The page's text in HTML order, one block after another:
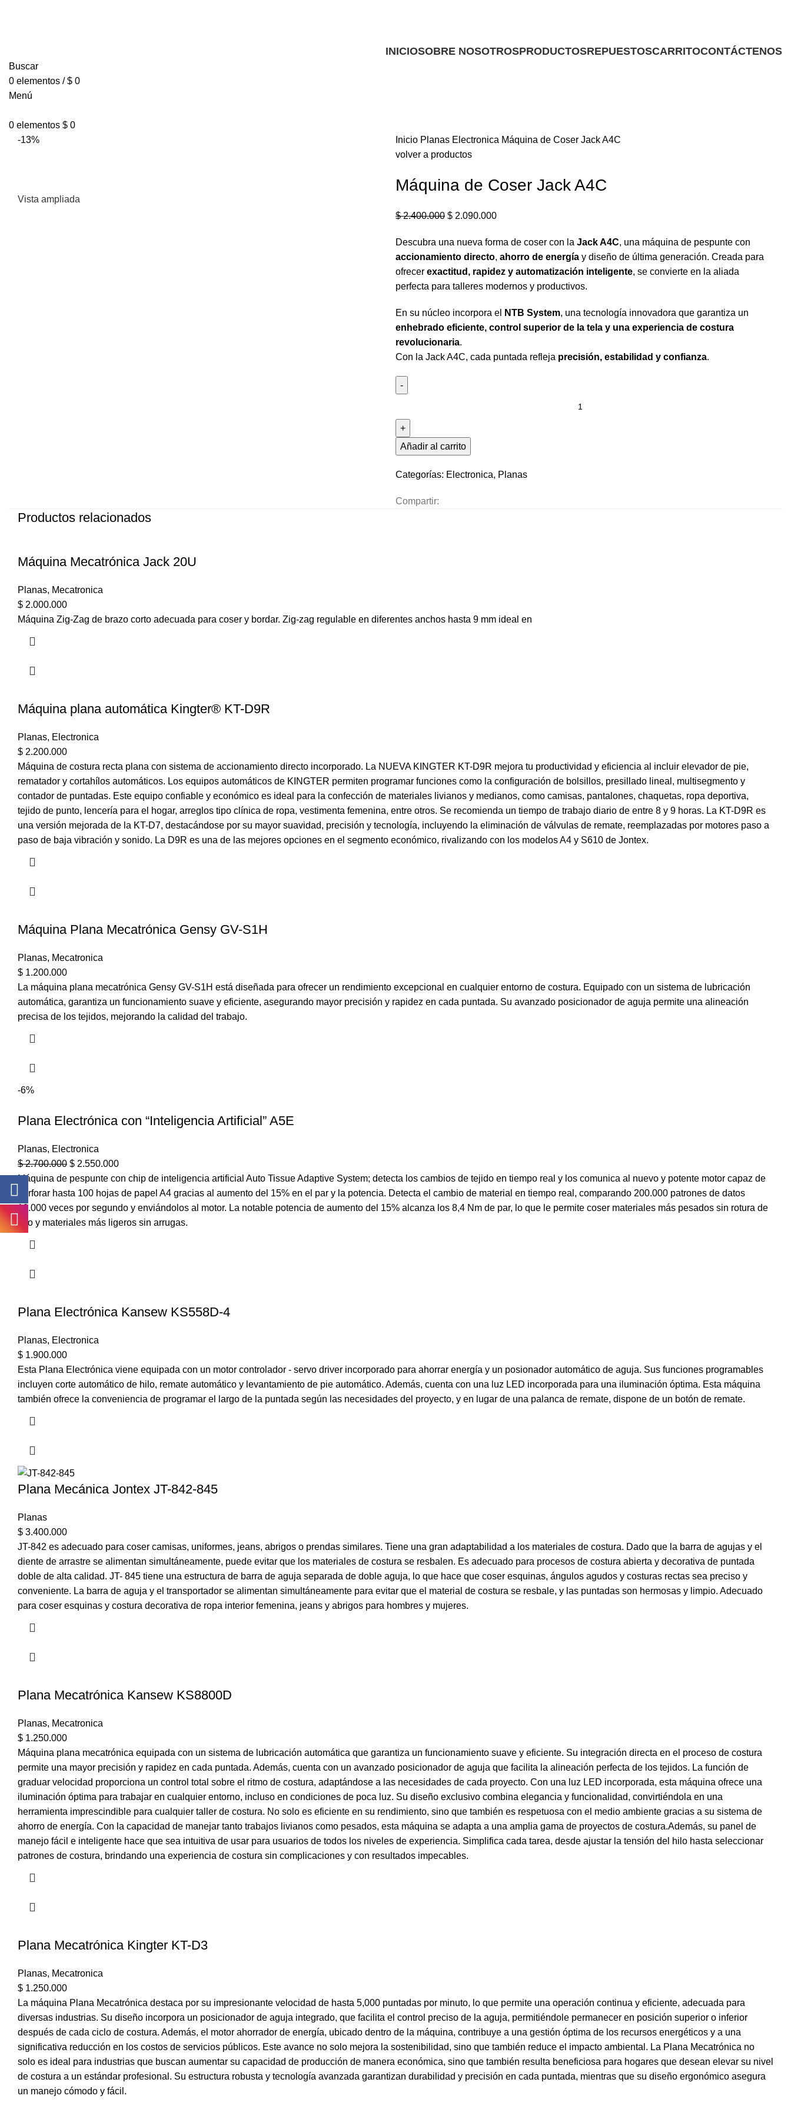
INICIOSOBRE NOSOTROSPRODUCTOSREPUESTOSCARRITOCONTÁCTENOS
Buscar
0 elementos / $ 0
Menú
0 elementos $ 0
-13%
Vista ampliada
Inicio Planas Electronica Máquina de Coser Jack A4C
volver a productos
Máquina de Coser Jack A4C
$2.400.000 $ 2.090.000
Descubra una nueva forma de coser con la Jack A4C, una máquina de pespunte con
accionamiento directo, ahorro de energía y diseño de última generación. Creada para
ofrecer exactitud, rapidez y automatización inteligente, se convierte en la aliada
perfecta para talleres modernos y productivos.
En su núcleo incorpora el NTB System, una tecnología innovadora que garantiza un
enhebrado eficiente, control superior de la tela y una experiencia de costura
revolucionaria.
Con la Jack A4C, cada puntada refleja precisión, estabilidad y confianza.
Añadir al carrito
Categorías: Electronica, Planas
Compartir:
Productos relacionados
Máquina Mecatrónica Jack 20U
Planas, Mecatronica
$ 2.000.000
Máquina Zig-Zag de brazo corto adecuada para coser y bordar. Zig-zag regulable en diferentes anchos hasta 9 mm ideal en
Máquina plana automática Kingter® KT-D9R
Planas, Electronica
$ 2.200.000
Máquina de costura recta plana con sistema de accionamiento directo incorporado. La NUEVA KINGTER KT-D9R mejora tu productividad y eficiencia al incluir elevador de pie,
rematador y cortahílos automáticos. Los equipos automáticos de KINGTER permiten programar funciones como la configuración de bolsillos, presillado lineal, multisegmento y
contador de puntadas. Este equipo confiable y económico es ideal para la confección de materiales livianos y medianos, como camisas, pantalones, chaquetas, ropa deportiva,
tejido de punto, lencería para el hogar, arreglos tipo clínica de ropa, vestimenta femenina, entre otros. Se recomienda un tiempo de trabajo diario de entre 8 y 9 horas. La KT-D9R es
una versión mejorada de la KT-D7, destacándose por su mayor suavidad, precisión y tecnología, incluyendo la eliminación de válvulas de remate, reemplazadas por motores paso a
paso de baja vibración y sonido. La D9R es una de las mejores opciones en el segmento económico, rivalizando con los modelos A4 y S610 de Jontex.
Máquina Plana Mecatrónica Gensy GV-S1H
Planas, Mecatronica
$ 1.200.000
La máquina plana mecatrónica Gensy GV-S1H está diseñada para ofrecer un rendimiento excepcional en cualquier entorno de costura. Equipado con un sistema de lubricación
automática, garantiza un funcionamiento suave y eficiente, asegurando mayor precisión y rapidez en cada puntada. Su avanzado posicionador de aguja permite una alineación
precisa de los tejidos, mejorando la calidad del trabajo.
-6%
Plana Electrónica con “Inteligencia Artificial” A5E
Planas, Electronica
$2.700.000 $ 2.550.000
Máquina de pespunte con chip de inteligencia artificial Auto Tissue Adaptive System; detecta los cambios de tejido en tiempo real y los comunica al nuevo y potente motor capaz de
perforar hasta 100 hojas de papel A4 gracias al aumento del 15% en el par y la potencia. Detecta el cambio de material en tiempo real, comparando 200.000 patrones de datos
10.000 veces por segundo y enviándolos al motor. La notable potencia de aumento del 15% alcanza los 8,4 Nm de par, lo que le permite coser materiales más pesados sin rotura de
hilo y materiales más ligeros sin arrugas.
Plana Electrónica Kansew KS558D-4
Planas, Electronica
$ 1.900.000
Esta Plana Electrónica viene equipada con un motor controlador - servo driver incorporado para ahorrar energía y un posionador automático de aguja. Sus funciones programables
incluyen corte automático de hilo, remate automático y levantamiento de pie automático. Además, cuenta con una luz LED incorporada para una iluminación óptima. Esta máquina
también ofrece la conveniencia de programar el largo de la puntada según las necesidades del proyecto, y en lugar de una palanca de remate, dispone de un botón de remate.
Plana Mecánica Jontex JT-842-845
Planas
$ 3.400.000
JT-842 es adecuado para coser camisas, uniformes, jeans, abrigos o prendas similares. Tiene una gran adaptabilidad a los materiales de costura. Dado que la barra de agujas y el
diente de arrastre se alimentan simultáneamente, puede evitar que los materiales de costura se resbalen. Es adecuado para procesos de costura abierta y decorativa de puntada
doble de alta calidad. JT- 845 tiene una estructura de barra de aguja separada de doble aguja, lo que hace que coser esquinas, ángulos agudos y costuras rectas sea preciso y
conveniente. La barra de aguja y el transportador se alimentan simultáneamente para evitar que el material de costura se resbale, y las puntadas son hermosas y limpio. Adecuado
para coser esquinas y costura decorativa de ropa interior femenina, jeans y abrigos para hombres y mujeres.
Plana Mecatrónica Kansew KS8800D
Planas, Mecatronica
$ 1.250.000
Máquina plana mecatrónica equipada con un sistema de lubricación automática que garantiza un funcionamiento suave y eficiente. Su integración directa en el proceso de costura
permite una mayor precisión y rapidez en cada puntada. Además, cuenta con un avanzado posicionador de aguja que facilita la alineación perfecta de los tejidos. La función de
graduar velocidad proporciona un control total sobre el ritmo de costura, adaptándose a las necesidades de cada proyecto. Con una luz LED incorporada, esta máquina ofrece una
iluminación óptima para trabajar en cualquier entorno, incluso en condiciones de poca luz. Su diseño exclusivo combina elegancia y funcionalidad, convirtiéndola en una
herramienta imprescindible para cualquier taller de costura. No solo es eficiente en su rendimiento, sino que también es respetuosa con el medio ambiente gracias a su sistema de
ahorro de energía. Con la capacidad de manejar tanto trabajos livianos como pesados, esta máquina se adapta a una amplia gama de proyectos de costura.Además, su panel de
manejo fácil e inteligente hace que sea intuitiva de usar para usuarios de todos los niveles de experiencia. Simplifica cada tarea, desde ajustar la tensión del hilo hasta seleccionar
patrones de costura, brindando una experiencia de costura sin complicaciones y con resultados impecables.
Plana Mecatrónica Kingter KT-D3
Planas, Mecatronica
$ 1.250.000
La máquina Plana Mecatrónica destaca por su impresionante velocidad de hasta 5,000 puntadas por minuto, lo que permite una operación continua y eficiente, adecuada para
diversas industrias. Su diseño incorpora un posicionador de aguja integrado, que facilita el control preciso de la aguja, permitiéndole permanecer en posición superior o inferior
después de cada ciclo de costura. Además, el motor ahorrador de energía, ubicado dentro de la máquina, contribuye a una gestión óptima de los recursos energéticos y a una
significativa reducción en los costos de servicios públicos. Este avance no solo mejora la sostenibilidad, sino que también reduce el impacto ambiental. La Plana Mecatrónica no
solo es ideal para industrias que buscan aumentar su capacidad de producción de manera económica, sino que también resulta beneficiosa para hogares que desean elevar su nivel
de costura a un estándar profesional. Su estructura robusta y tecnología avanzada garantizan durabilidad y precisión en cada puntada, mientras que su diseño ergonómico asegura
un manejo cómodo y fácil.